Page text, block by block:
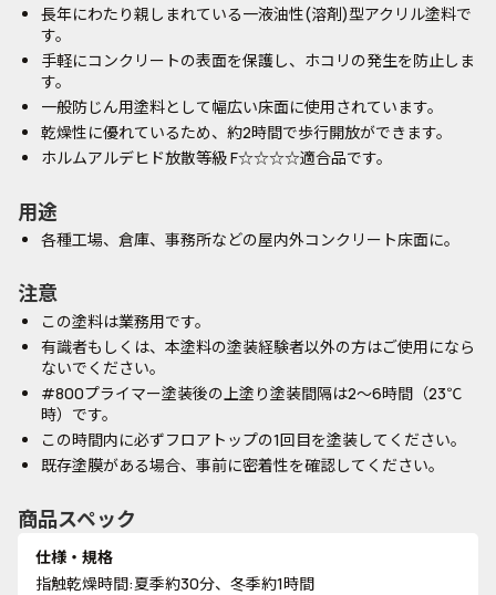
長年にわたり親しまれている一液油性(溶剤)型アクリル塗料で
す。
手軽にコンクリートの表面を保護し、ホコリの発生を防止しま
す。
一般防じん用塗料として幅広い床面に使用されています。
乾燥性に優れているため、約2時間で歩行開放ができます。
ホルムアルデヒド放散等級 F☆☆☆☆適合品です。
用途
各種工場、倉庫、事務所などの屋内外コンクリート床面に。
注意
この塗料は業務用です。
有識者もしくは、本塗料の塗装経験者以外の方はご使用になら
ないでください。
#800プライマー塗装後の上塗り塗装間隔は2～6時間（23℃
時）です。
この時間内に必ずフロアトップの1回目を塗装してください。
既存塗膜がある場合、事前に密着性を確認してください。
商品スペック
仕様・規格
指触乾燥時間:夏季約30分、冬季約1時間